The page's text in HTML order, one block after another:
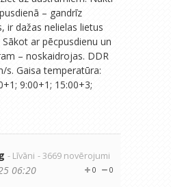
– gandrīz
ir dažas nelielas lietus
ar pēcpusdienu un
– noskaidrojas. DDR
s. Gaisa temperatūra:
9:00+1; 15:00+3;
- Līvāni - 3669 novērojumi
0
0
06:20